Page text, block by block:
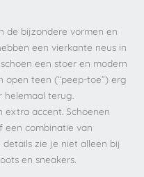
de bijzondere vormen en
een vierkante neus in
een stoer en modern
open teen (“peep-toe”) erg
helemaal terug.
extra accent. Schoenen
een combinatie van
zie je niet alleen bij
en sneakers.